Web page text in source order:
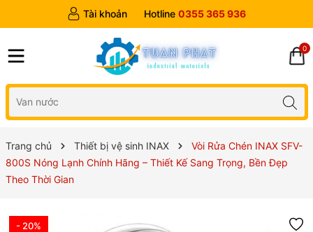
Tài khoản Hotline 0355 365 936
0
Trang chủ Thiết bị vệ sinh INAX
Vòi Rửa Chén INAX SFV-
800S Nóng Lạnh Chính Hãng – Thiết Kế Sang Trọng, Bền Đẹp
Theo Thời Gian
- 20%